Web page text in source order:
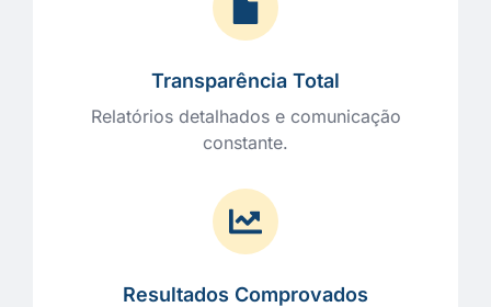
Transparência Total
Relatórios detalhados e comunicação
constante.
Resultados Comprovados